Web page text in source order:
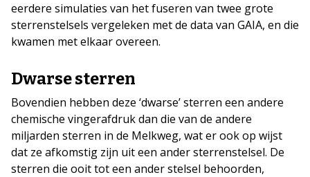
eerdere simulaties van het fuseren van twee grote
sterrenstelsels vergeleken met de data van GAIA, en die
kwamen met elkaar overeen.
Dwarse sterren
Bovendien hebben deze ‘dwarse’ sterren een andere
chemische vingerafdruk dan die van de andere
miljarden sterren in de Melkweg, wat er ook op wijst
dat ze afkomstig zijn uit een ander sterrenstelsel. De
sterren die ooit tot een ander stelsel behoorden,